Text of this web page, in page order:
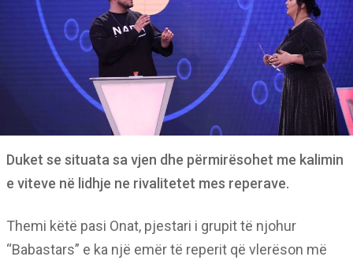
Duket se situata sa vjen dhe përmirësohet me kalimin
e viteve në lidhje ne rivalitetet mes reperave.
Themi këtë pasi Onat, pjestari i grupit të njohur
“Babastars” e ka një emër të reperit që vlerëson më